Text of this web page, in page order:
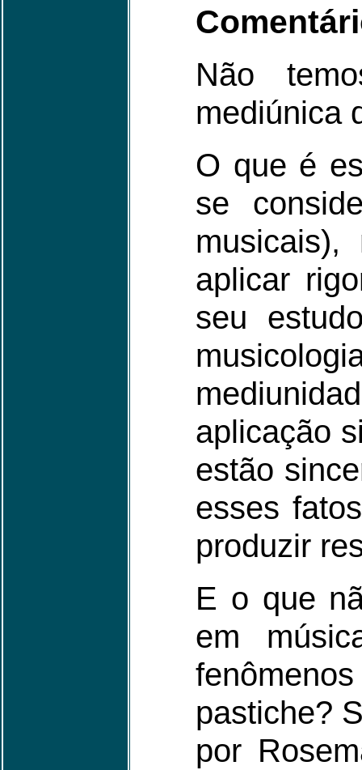
Não
mediúnica
O que é
se
aplicar
seu
aplicação
estão
esses
produzir
E o que
em
pastiche?
por